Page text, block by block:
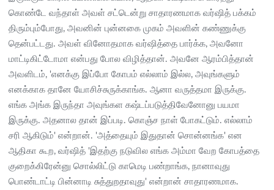
கொண்டே வந்தாள் அவள் சட்டென்று சாதாரணமாக வர்ஷித் பக்கம்
திரும்பும்போது, அவனின் புன்னகை முகம் அவளின் கண்ணுக்கு
தென்பட்டது. அவள் வினோதமாக வர்ஷித்தை பார்க்க, அவனோ
மாட்டிகிட்டோமா என்பது போல விழித்தான். அவனே ஆரம்பித்தான்
அவளிடம், 'எனக்கு இப்போ கோபம் எல்லாம் இல்ல, அவுங்களும்
எனக்காக தானே யோசிச்சுருக்காங்க. ஆனா வருத்தமா இருக்கு.
எங்க அங்க இருந்தா அவுங்கள கஷ்டப்படுத்திவேனோனு பயமா
இருக்கு. அதனால தான் இப்படி. கொஞ்ச நாள் போகட்டும். எல்லாம்
சரி ஆகிடும்' என்றான். 'அத்தையும் இதுதான் சொன்னங்க' என
ஆதிகா கூற, வர்ஷித் 'இதற்கு நடுவில எங்க அம்மா வேற கோபத்தை
குறைக்கிரேன்னு சொல்லிட்டு காமெடி பண்றாங்க, நானாவுது
பொண்டாட்டி பின்னாடி சுத்துறதாவுது' என்றான் சாதாரணமாக.